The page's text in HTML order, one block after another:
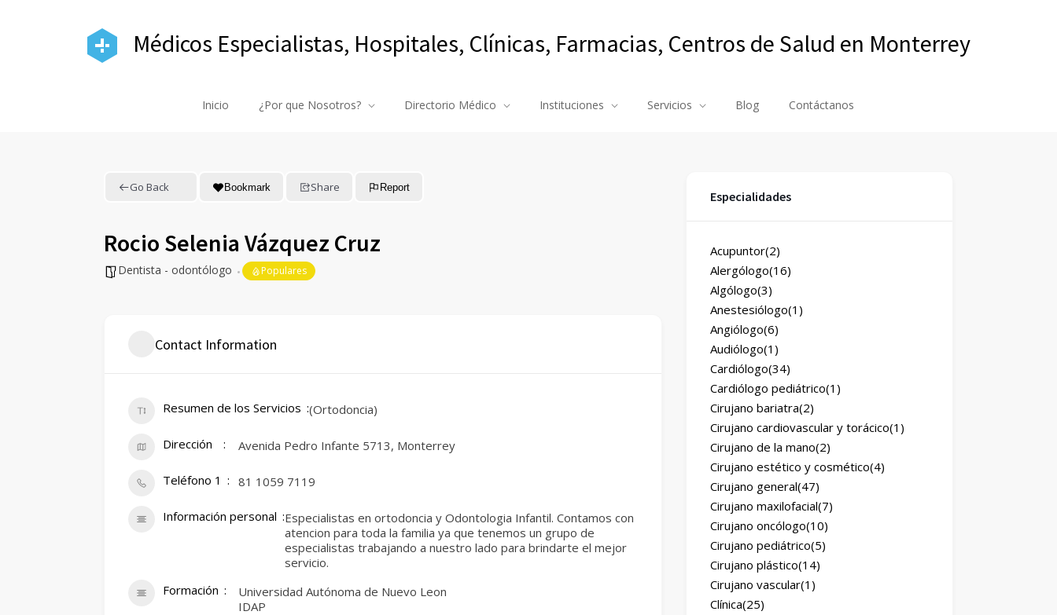
Médicos Especialistas, Hospitales, Clínicas, Farmacias, Centros de Salud en Monterrey
Inicio ¿Por que Nosotros? Directorio Médico Instituciones Servicios Blog Contáctanos
Go Back Bookmark Share Report
Rocio Selenia Vázquez Cruz
Dentista - odontólogo Populares
Contact Information
Resumen de los Servicios (Ortodoncia)
Dirección Avenida Pedro Infante 5713, Monterrey
Teléfono 1 81 1059 7119
Información personal Especialistas en ortodoncia y Odontologia Infantil. Contamos con
atencion para toda la familia ya que tenemos un grupo de
especialistas trabajando a nuestro lado para brindarte el mejor
servicio.
Formación
Universidad Autónoma de Nuevo Leon
IDAP
Especialidades
Acupuntor(2)
Alergólogo(16)
Algólogo(3)
Anestesiólogo(1)
Angiólogo(6)
Audiólogo(1)
Cardiólogo(34)
Cardiólogo pediátrico(1)
Cirujano bariatra(2)
Cirujano cardiovascular y torácico(1)
Cirujano de la mano(2)
Cirujano estético y cosmético(4)
Cirujano general(47)
Cirujano maxilofacial(7)
Cirujano oncólogo(10)
Cirujano pediátrico(5)
Cirujano plástico(14)
Cirujano vascular(1)
Clínica(25)